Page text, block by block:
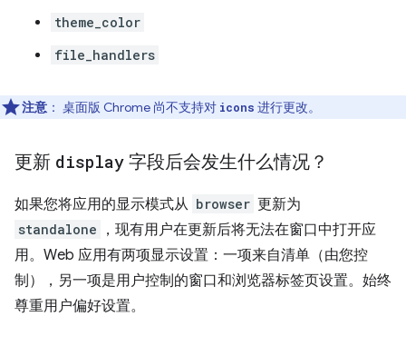
theme_color
file_handlers
注意 ： 桌面版 Chrome 尚不支持对 icons 进行更改。
更新 display 字段后会发生什么情况？
如果您将应用的显示模式从 browser 更新为
standalone
，现有用户在更新后将无法在窗口中打开应
用。Web 应用有两项显示设置：一项来自清单（由您控
制），另一项是用户控制的窗口和浏览器标签页设置。始终
尊重用户偏好设置。